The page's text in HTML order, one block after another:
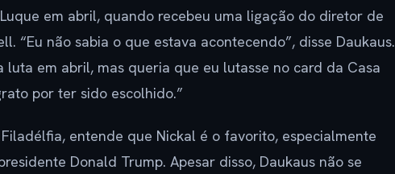
em abril, quando recebeu uma ligação do diretor de
“Eu não sabia o que estava acontecendo”, disse Daukaus.
luta em abril, mas queria que eu lutasse no card da Casa
por ter sido escolhido.”
entende que Nickal é o favorito, especialmente
Donald Trump. Apesar disso, Daukaus não se